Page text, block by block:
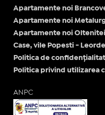
Apartamente noi
Apartamente noi
Apartamente noi Oltenitei
Case, vile Popesti -
Politica de
Politica privind utilizarea
ANPC